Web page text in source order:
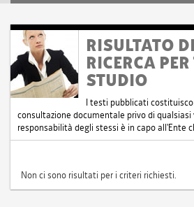
RISULTATO
RICERCA
STUDIO
I testi pubblicati
consultazione documentale privo di qualsiasi
responsabilità degli stessi è in capo all'Ente
Non ci sono risultati per i criteri richiesti.